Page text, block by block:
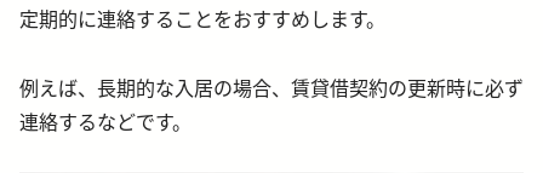
定期的に連絡することをおすすめします。
例えば、長期的な入居の場合、賃貸借契約の更新時に必ず
連絡するなどです。